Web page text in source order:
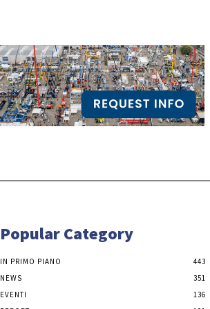
Popular Category
IN PRIMO PIANO
443
NEWS
351
EVENTI
136